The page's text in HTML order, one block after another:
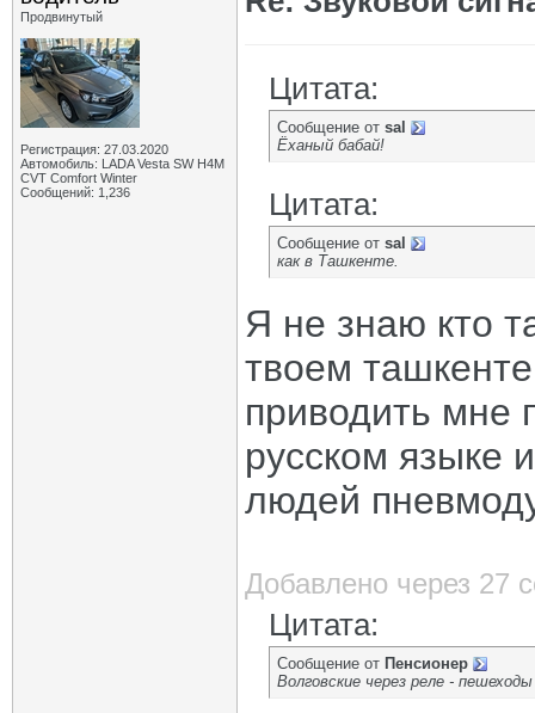
Продвинутый
Регистрация: 27.03.2020
Автомобиль: LADA Vesta SW H4M
CVT Comfort Winter
Сообщений: 1,236
Цитата:
Сообщение от sal
Ёханый бабай!
Цитата:
Сообщение от sal
как в Ташкенте.
Я не знаю кто
твоем
приводить мне
русском языке
людей
Добавлено через 27
Цитата:
Сообщение от Пенсионер
Волговские через реле -